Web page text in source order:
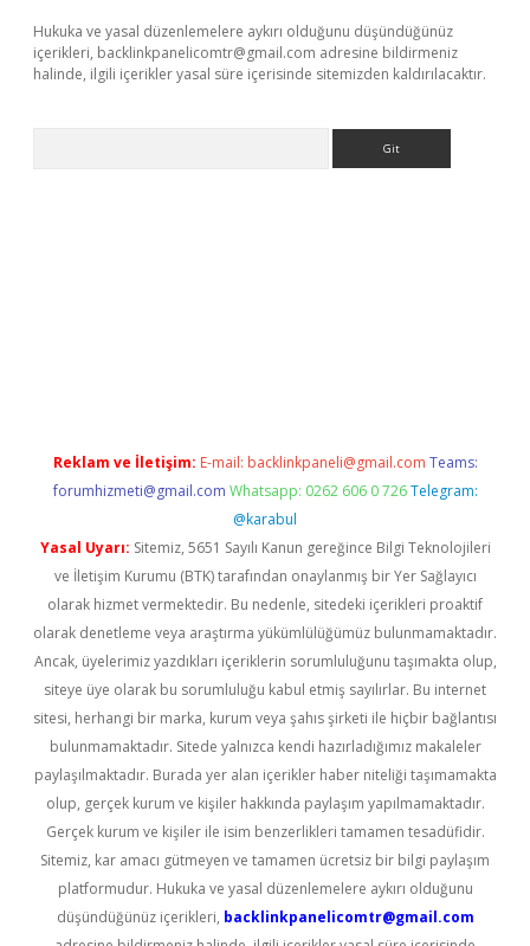
Hukuka ve yasal düzenlemelere aykırı olduğunu düşündüğünüz
içerikleri, backlinkpanelicomtr@gmail.com adresine bildirmeniz
halinde, ilgili içerikler yasal süre içerisinde sitemizden kaldırılacaktır.
Reklam ve İletişim: E-mail: backlinkpaneli@gmail.com Teams:
forumhizmeti@gmail.com Whatsapp: 0262 606 0 726 Telegram:
@karabul
Yasal Uyarı: Sitemiz, 5651 Sayılı Kanun gereğince Bilgi Teknolojileri
ve İletişim Kurumu (BTK) tarafından onaylanmış bir Yer Sağlayıcı
olarak hizmet vermektedir. Bu nedenle, sitedeki içerikleri proaktif
olarak denetleme veya araştırma yükümlülüğümüz bulunmamaktadır.
Ancak, üyelerimiz yazdıkları içeriklerin sorumluluğunu taşımakta olup,
siteye üye olarak bu sorumluluğu kabul etmiş sayılırlar. Bu internet
sitesi, herhangi bir marka, kurum veya şahıs şirketi ile hiçbir bağlantısı
bulunmamaktadır. Sitede yalnızca kendi hazırladığımız makaleler
paylaşılmaktadır. Burada yer alan içerikler haber niteliği taşımamakta
olup, gerçek kurum ve kişiler hakkında paylaşım yapılmamaktadır.
Gerçek kurum ve kişiler ile isim benzerlikleri tamamen tesadüfidir.
Sitemiz, kar amacı gütmeyen ve tamamen ücretsiz bir bilgi paylaşım
platformudur. Hukuka ve yasal düzenlemelere aykırı olduğunu
düşündüğünüz içerikleri, backlinkpanelicomtr@gmail.com